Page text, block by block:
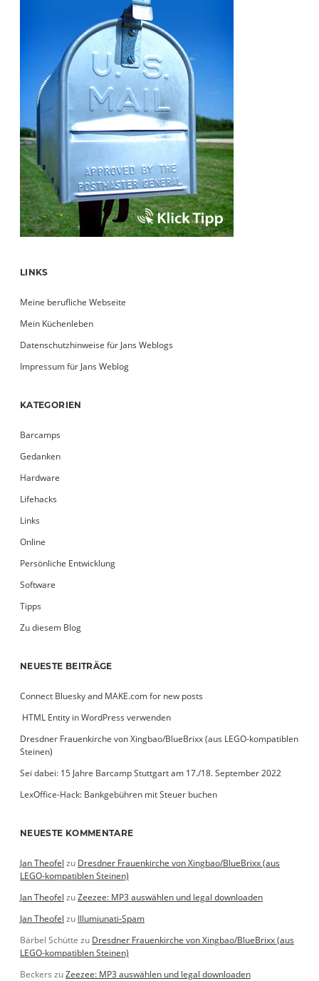
LINKS
Meine berufliche Webseite
Mein Küchenleben
Datenschutzhinweise für Jans Weblogs
Impressum für Jans Weblog
KATEGORIEN
Barcamps
Gedanken
Hardware
Lifehacks
Links
Online
Persönliche Entwicklung
Software
Tipps
Zu diesem Blog
NEUESTE BEITRÄGE
Connect Bluesky and MAKE.com for new posts
­ HTML Entity in WordPress verwenden
Dresdner Frauenkirche von Xingbao/BlueBrixx (aus LEGO-kompatiblen
Steinen)
Sei dabei: 15 Jahre Barcamp Stuttgart am 17./18. September 2022
LexOffice-Hack: Bankgebühren mit Steuer buchen
NEUESTE KOMMENTARE
Jan Theofel zu Dresdner Frauenkirche von Xingbao/BlueBrixx (aus
LEGO-kompatiblen Steinen)
Jan Theofel zuZeezee: MP3 auswählen und legal downloaden
Jan Theofel zu Illumiunati-Spam
Bärbel Schütte zu Dresdner Frauenkirche von Xingbao/BlueBrixx (aus
LEGO-kompatiblen Steinen)
Beckers zuZeezee: MP3 auswählen und legal downloaden